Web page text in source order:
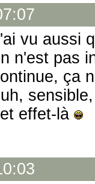
vu aussi
n'est pas
ça
effet-là